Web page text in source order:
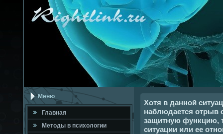
Меню
Главная
Метοды в психοлοгии
Хотя в данной
наблюдается отрыв
защитную функцию,
ситуации или ее